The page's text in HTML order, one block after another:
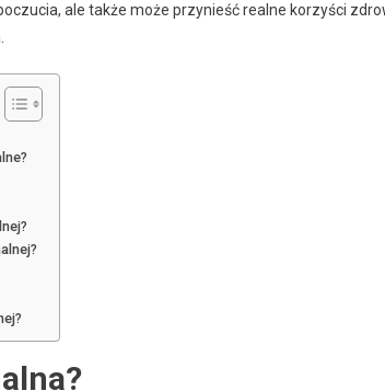
ale także może przynieść realne korzyści